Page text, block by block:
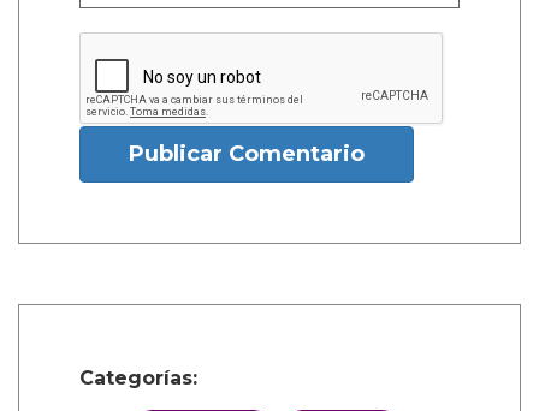
Publicar Comentario
Categorías: